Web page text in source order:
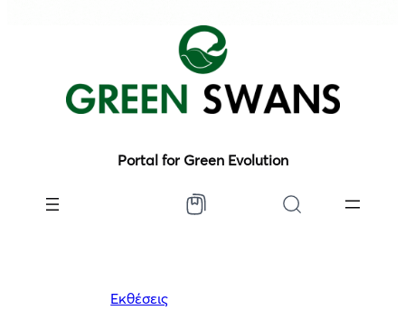
Portal for Green Evolution
Εκθέσεις